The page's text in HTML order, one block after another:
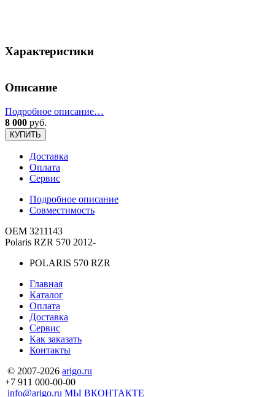
Характеристики
Описание
Подробное описание…
8 000 руб.
КУПИТЬ
Доставка
Оплата
Сервис
Подробное описание
Совместимость
OEM 3211143
Polaris RZR 570 2012-
POLARIS 570 RZR
Главная
Каталог
Оплата
Доставка
Сервис
Как заказать
Контакты
© 2007-2026 arigo.ru
+7 911 000-00-00
info@arigo.ru МЫ ВКОНТАКТЕ